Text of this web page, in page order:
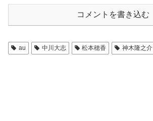
コメントを書き込む
au 中川大志 松本穂香 神木隆之介